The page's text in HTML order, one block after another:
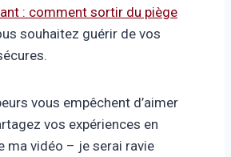
: comment sortir du piège
souhaitez guérir de vos
vous empêchent d’aimer
vos expériences en
ma vidéo – je serai ravie